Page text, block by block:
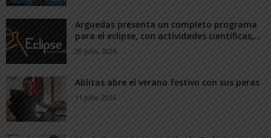
Arguedas presenta un completo programa
para el eclipse, con actividades científicas,...
20 julio, 2026
Ablitas abre el verano festivo con sus peras
11 julio, 2026